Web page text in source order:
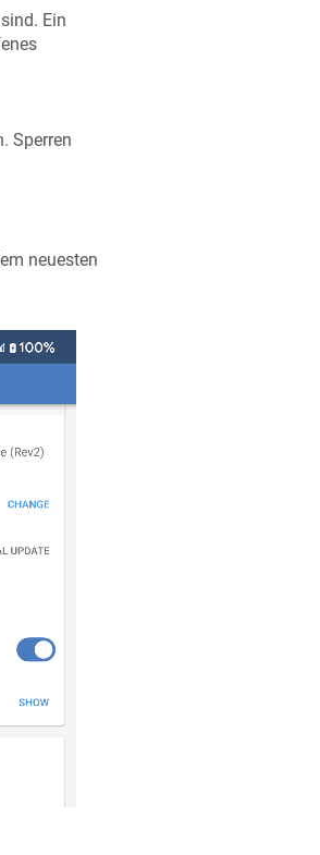
Ein
Sperren
neuesten